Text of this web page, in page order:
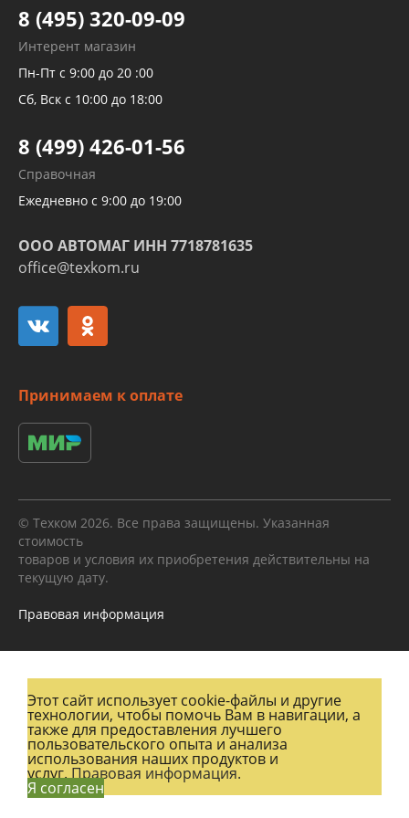
Тормозных трубок
Рукавов гидроусилителей
Рукавов компрессоров и турбин
Трубок кондиционеров
Развертка пайка медных стальных
алюминиевых трубок и штуцеров
8 (495) 320-09-09
Интерент магазин
Пн-Пт с 9:00 до 20 :00
Сб, Вск с 10:00 до 18:00
8 (499) 426-01-56
Справочная
Ежедневно с 9:00 до 19:00
ООО АВТОМАГ ИНН 7718781635
office@texkom.ru
Принимаем к оплате
© Техком 2026. Все права защищены. Указанная
стоимость
товаров и условия их приобретения действительны на
текущую дату.
Правовая информация
Этот сайт использует cookie-файлы и другие
технологии, чтобы помочь Вам в навигации, а
также для предоставления лучшего
пользовательского опыта и анализа
использования наших продуктов и
услуг.Правовая информация.
Я согласен